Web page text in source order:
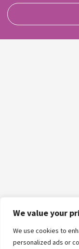
We value your
We use cookies to
personalized ads or